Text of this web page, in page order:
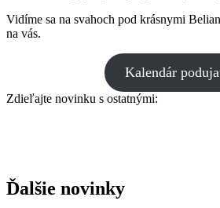
Vidíme sa na svahoch pod krásnymi
na vás.
Kalendár
Zdieľajte novinku s ostatnými:
Ďalšie novinky